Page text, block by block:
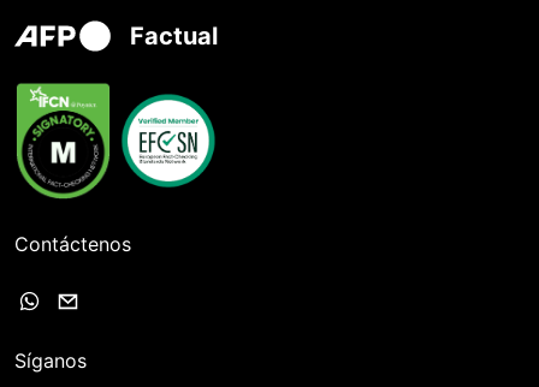
Factual
Contáctenos
Síganos